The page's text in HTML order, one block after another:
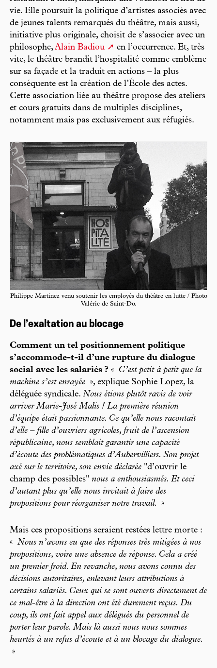
vie. Elle poursuit la politique d’artistes associés avec
de jeunes talents remarqués du théâtre, mais aussi,
initiative plus originale, choisit de s’associer avec un
philosophe,Alain Badiou
en l’occurrence. Et, très
vite, le théâtre brandit l’hospitalité comme emblème
sur sa façade et la traduit en actions – la plus
conséquente est la création de l’École des actes.
Cette association liée au théâtre propose des ateliers
et cours gratuits dans de multiples disciplines,
notamment mais pas exclusivement aux réfugiés.
Philippe Martinez venu soutenir les employés du théâtre en lutte / Photo
Valérie de Saint-Do.
De l’exaltation au blocage
Comment un tel positionnement politique
s’accommode-t-il d’une rupture du dialogue
social avec les salariés ? «
C’est petit à petit que la
machine s’est enrayée », explique Sophie Lopez, la
déléguée syndicale. Nous étions plutôt ravis de voir
arriver Marie-José Malis ! La première réunion
d’équipe était passionnante. Ce qu’elle nous racontait
d’elle – fille d’ouvriers agricoles, fruit de l’ascension
républicaine, nous semblait garantir une capacité
d’écoute des problématiques d’Aubervilliers. Son projet
axé sur le territoire, son envie déclarée "d’ouvrir le
champ des possibles" nous a enthousiasmés. Et ceci
d’autant plus qu’elle nous invitait à faire des
propositions pour réorganiser notre travail.
»
Mais ces propositions seraient restées lettre morte :
« Nous n’avons eu que des réponses très mitigées à nos
propositions, voire une absence de réponse. Cela a créé
un premier froid. En revanche, nous avons connu des
décisions autoritaires, enlevant leurs attributions à
certains salariés. Ceux qui se sont ouverts directement de
ce mal-être à la direction ont été durement reçus. Du
coup, ils ont fait appel aux délégués du personnel de
porter leur parole. Mais là aussi nous nous sommes
heurtés à un refus d’écoute et à un blocage du dialogue.
»